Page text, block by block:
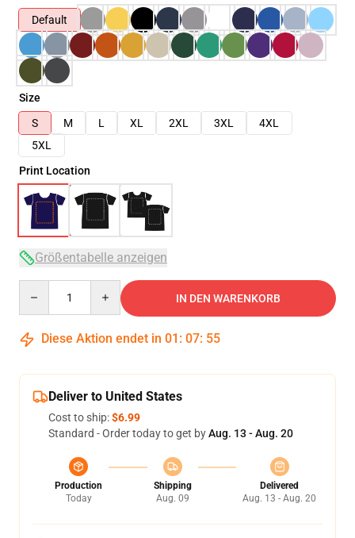
Default
Size
S
M L XL 2XL 3XL
4XL
5XL
Print Location
Größentabelle anzeigen
IN DEN WARENKORB
Diese Aktion endet in 01 : 07: 54
Deliver to United States
Cost to ship:$6.99
Standard - Order today to get byAug. 13 - Aug. 20
Production
Today
Shipping
Aug. 09
Delivered
Aug. 13 - Aug. 20